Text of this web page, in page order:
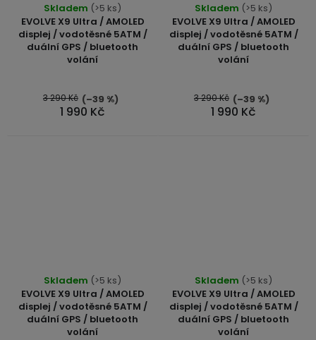
EVOLVE X9 Ultra / AMOLED
displej / vodotěsné 5ATM /
duální GPS / bluetooth
volání
Skladem (>5 ks)
1 990 Kč
3 290 Kč (–39 %)
EVOLVE X9 Ultra / AMOLED
displej / vodotěsné 5ATM /
duální GPS / bluetooth
volání
Skladem (>5 ks)
1 990 Kč
3 290 Kč (–39 %)
EVOLVE X9 Ultra / AMOLED
displej / vodotěsné 5ATM /
duální GPS / bluetooth
volání
Skladem (>5 ks)
EVOLVE X9 Ultra / AMOLED
displej / vodotěsné 5ATM /
duální GPS / bluetooth
volání
Skladem (>5 ks)